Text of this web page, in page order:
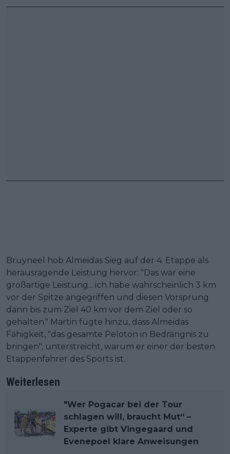
Bruyneel hob Almeidas Sieg auf der 4. Etappe als
herausragende Leistung hervor: "Das war eine
großartige Leistung... ich habe wahrscheinlich 3 km
vor der Spitze angegriffen und diesen Vorsprung
dann bis zum Ziel 40 km vor dem Ziel oder so
gehalten." Martin fügte hinzu, dass Almeidas
Fähigkeit, "das gesamte Peloton in Bedrängnis zu
bringen", unterstreicht, warum er einer der besten
Etappenfahrer des Sports ist.
Weiterlesen
"Wer Pogacar bei der Tour
schlagen will, braucht Mut“ –
Experte gibt Vingegaard und
Evenepoel klare Anweisungen